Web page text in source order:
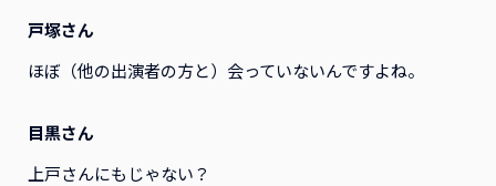
戸塚さん
ほぼ（他の出演者の方と）会っていないんですよね。
目黒さん
上戸さんにもじゃない？